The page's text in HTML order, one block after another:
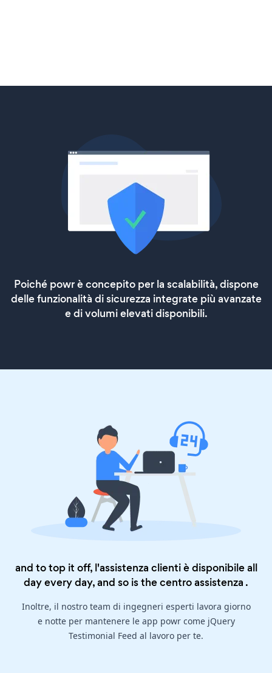
Poiché powr è concepito per la scalabilità, dispone
delle funzionalità di sicurezza integrate più avanzate
e di volumi elevati disponibili.
and to top it off, l'assistenza clienti è disponibile all
day every day, and so is thecentro assistenza .
Inoltre, il nostro team di ingegneri esperti lavora giorno
e notte per mantenere le app powr come jQuery
Testimonial Feed al lavoro per te.